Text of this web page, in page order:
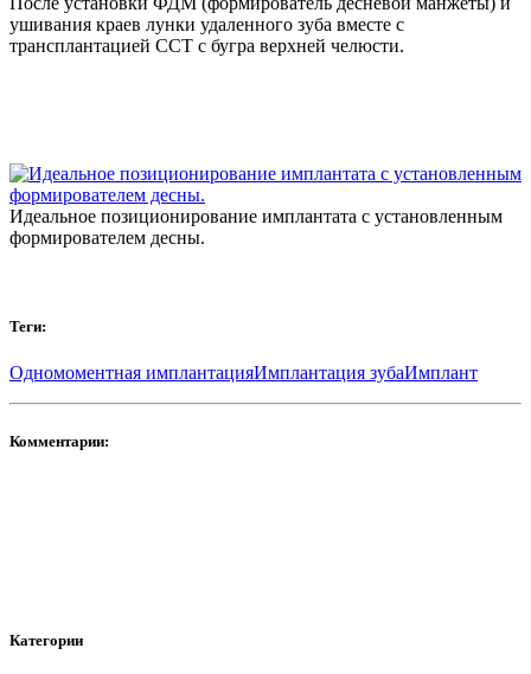
ушивания краев лунки удаленного зуба вместе с
трансплантацией ССТ с бугра верхней челюсти.
Идеальное позиционирование имплантата с установленным
формирователем десны.
Теги:
Одномоментная имплантацияИмплантация зубаИмплант
Комментарии:
Категории